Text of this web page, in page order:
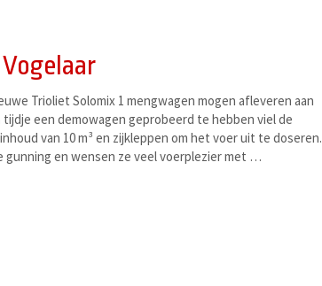
Trioliet Solomix 1 mengwagen mogen afleveren aan
tijdje een demowagen geprobeerd te hebben viel de
van 10 m³ en zijkleppen om het voer uit te doseren.
gunning en wensen ze veel voerplezier met …